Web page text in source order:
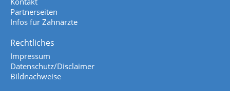
Partnerseiten
Infos für Zahnärzte
Rechtliches
Impressum
Datenschutz/Disclaimer
Bildnachweise